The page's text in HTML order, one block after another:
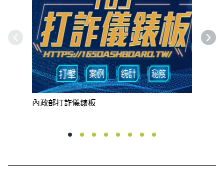
上一組精選內容
內政部打詐儀錶板
下一